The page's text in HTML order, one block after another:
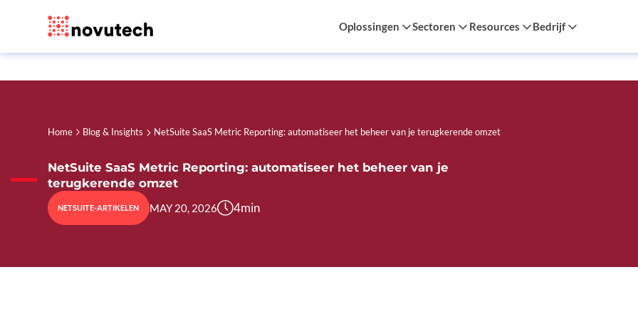
Oplossingen Sectoren Resources Bedrijf
Home Blog & Insights NetSuite SaaS Metric Reporting: automatiseer het beheer van je terugkerende omzet
NetSuite SaaS Metric Reporting: automatiseer het beheer van je
terugkerende omzet
NETSUITE-ARTIKELEN MAY 20, 2026 4min